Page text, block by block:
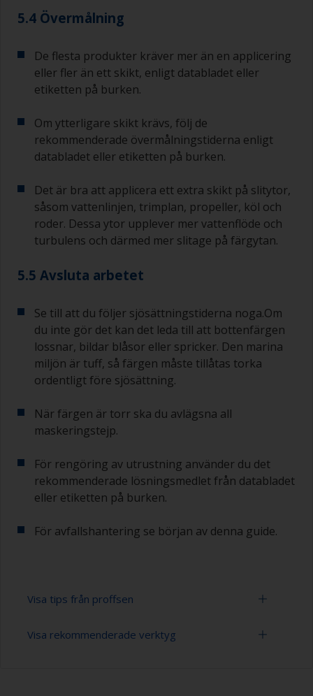
5.4 Övermålning
De flesta produkter kräver mer än en applicering
eller fler än ett skikt, enligt databladet eller
etiketten på burken.
Om ytterligare skikt krävs, följ de
rekommenderade övermålningstiderna enligt
databladet eller etiketten på burken.
Det är bra att applicera ett extra skikt på slitytor,
såsom vattenlinjen, trimplan, propeller, köl och
roder. Dessa ytor upplever mer vattenflöde och
turbulens och därmed mer slitage på färgytan.
5.5 Avsluta arbetet
Se till att du följer sjösättningstiderna noga.Om
du inte gör det kan det leda till att bottenfärgen
lossnar, bildar blåsor eller spricker. Den marina
miljön är tuff, så färgen måste tillåtas torka
ordentligt före sjösättning.
När färgen är torr ska du avlägsna all
maskeringstejp.
För rengöring av utrustning använder du det
rekommenderade lösningsmedlet från databladet
eller etiketten på burken.
För avfallshantering se början av denna guide.
Visa tips från proffsen
Arbeta med en roller:
Visa rekommenderade verktyg